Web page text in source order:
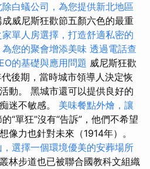
除白蟻公司，為您提供新北地區
成威尼斯狂歡節五顏六色的最重
單人房選擇，打造舒適私密的
您的聚會增添美味 透過電話查
的基礎與應用問題 威尼斯狂歡
後期，當時城市領導人決定恢
動。 黑城市還可以提供良好的
迷不敏感。 美味餐點外燴，讓
“單狂”沒有“告訴”，他們不希望
像力也針對未來（1914年）。
選擇一個環境優美的安葬場所
林步道也已被聯合國教科文組織